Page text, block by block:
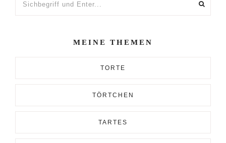
MEINE THEMEN
TORTE
TÖRTCHEN
TARTES